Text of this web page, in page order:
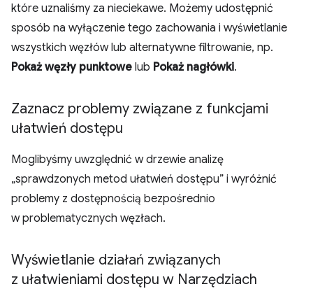
które uznaliśmy za nieciekawe. Możemy udostępnić
sposób na wyłączenie tego zachowania i wyświetlanie
wszystkich węzłów lub alternatywne filtrowanie, np.
Pokaż węzły punktowe lub Pokaż nagłówki.
Zaznacz problemy związane z funkcjami
ułatwień dostępu
Moglibyśmy uwzględnić w drzewie analizę
„sprawdzonych metod ułatwień dostępu” i wyróżnić
problemy z dostępnością bezpośrednio
w problematycznych węzłach.
Wyświetlanie działań związanych
z ułatwieniami dostępu w Narzędziach